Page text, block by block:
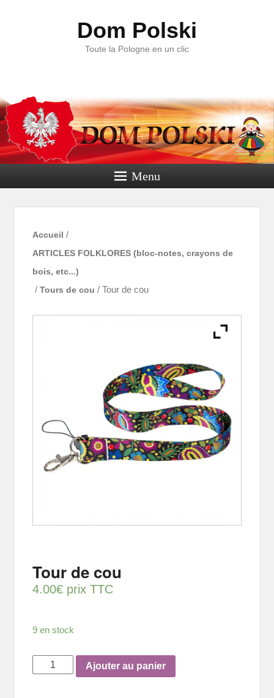
Dom Polski
Toute la Pologne en un clic
Menu
Accueil /
ARTICLES FOLKLORES (bloc-notes, crayons de
bois, etc...)
/Tours de cou / Tour de cou
Tour de cou
4.00€ prix TTC
9 en stock
quantité
de
Ajouter au panier